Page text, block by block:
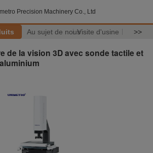
Precision Machinery Co., Ltd
Au sujet de nousVisite d'usine >>
de la vision 3D avec sonde tactile et